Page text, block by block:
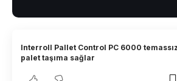
Interroll Pallet Control PC 6000 temassız
palet taşıma sağlar